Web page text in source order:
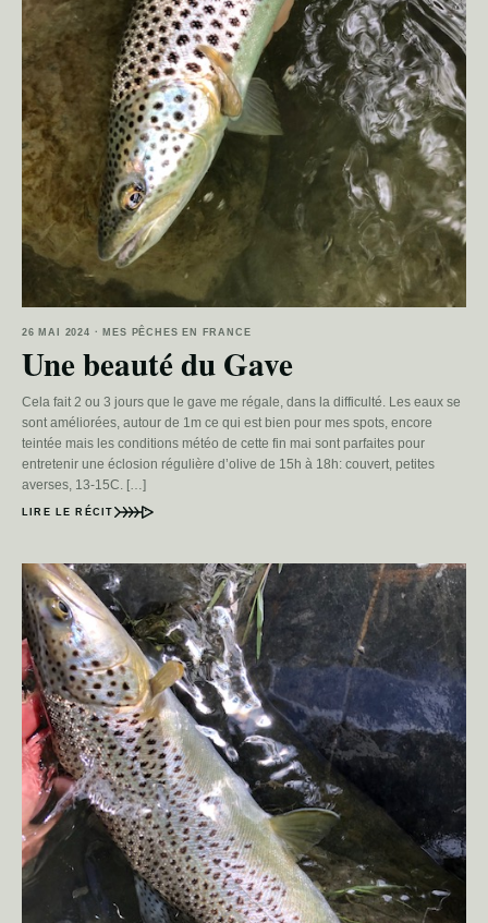
26 MAI 2024 · MES PÊCHES EN FRANCE
Une beauté du Gave
Cela fait 2 ou 3 jours que le gave me régale, dans la difficulté. Les eaux se
sont améliorées, autour de 1m ce qui est bien pour mes spots, encore
teintée mais les conditions météo de cette fin mai sont parfaites pour
entretenir une éclosion régulière d’olive de 15h à 18h: couvert, petites
averses, 13-15C. […]
LIRE LE RÉCIT